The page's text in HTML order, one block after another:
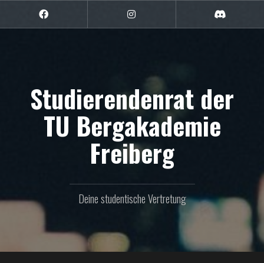
springen
Facebook
Studierendenrat der
TU Bergakademie
Freiberg
Deine studentische Vertretung